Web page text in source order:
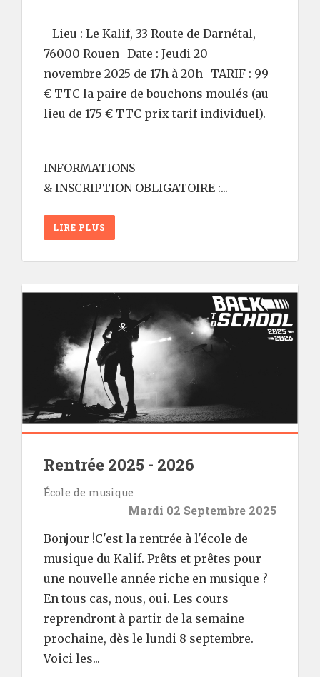
- Lieu : Le Kalif, 33 Route de Darnétal,
76000 Rouen- Date : Jeudi 20
novembre 2025 de 17h à 20h- TARIF : 99
€ TTC la paire de bouchons moulés (au
lieu de 175 € TTC prix tarif individuel).
INFORMATIONS
& INSCRIPTION OBLIGATOIRE :...
LIRE PLUS
Rentrée 2025 - 2026
École de musique
Mardi 02 Septembre 2025
Bonjour !C'est la rentrée à l'école de
musique du Kalif. Prêts et prêtes pour
une nouvelle année riche en musique ?
En tous cas, nous, oui. Les cours
reprendront à partir de la semaine
prochaine, dès le lundi 8 septembre.
Voici les...